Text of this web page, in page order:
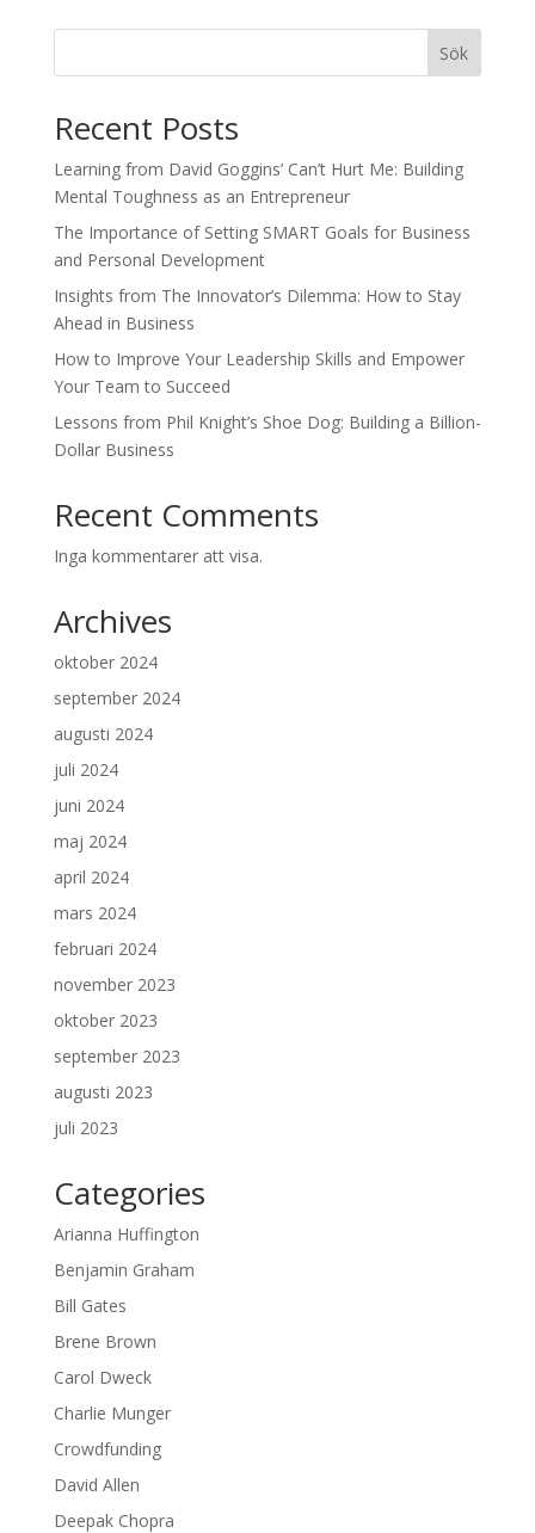
Sök
Recent Posts
Learning from David Goggins’ Can’t Hurt Me: Building
Mental Toughness as an Entrepreneur
The Importance of Setting SMART Goals for Business
and Personal Development
Insights from The Innovator’s Dilemma: How to Stay
Ahead in Business
How to Improve Your Leadership Skills and Empower
Your Team to Succeed
Lessons from Phil Knight’s Shoe Dog: Building a Billion-
Dollar Business
Recent Comments
Inga kommentarer att visa.
Archives
oktober 2024
september 2024
augusti 2024
juli 2024
juni 2024
maj 2024
april 2024
mars 2024
februari 2024
november 2023
oktober 2023
september 2023
augusti 2023
juli 2023
Categories
Arianna Huffington
Benjamin Graham
Bill Gates
Brene Brown
Carol Dweck
Charlie Munger
Crowdfunding
David Allen
Deepak Chopra